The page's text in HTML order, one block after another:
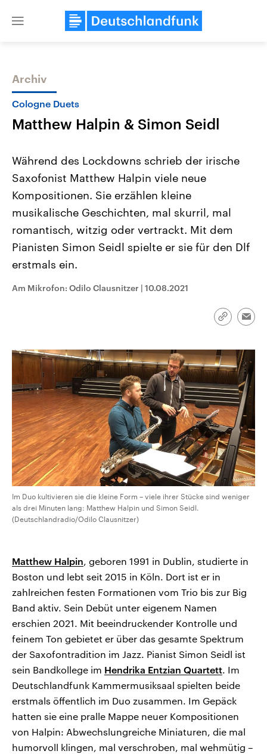
Close
Themen
Landtagswahl Sachsen-Anhalt
2026
Alle Informationen
Sachsen-Anhalt wählt am 6.
September 2026 einen neuen
Bundesland von einer Koalition aus
Umfragen, Prognosen,
Wahlprogramme, aktuelle Berichte
USA
Aktuelle Beiträge,
Hintergründe
Wirtschaftlich und
gehören die Vereinigten
Archiv
Cologne Duets
Matthew Halpin & Simon Seidl
Während des Lockdowns schrieb der irische
Saxofonist Matthew Halpin viele neue
Kompositionen. Sie erzählen kleine
musikalische Geschichten, mal skurril, mal
romantisch, witzig oder vertrackt. Mit dem
Pianisten Simon Seidl spielte er sie für den Dlf
erstmals ein.
Am Mikrofon: Odilo Clausnitzer | 10.08.2021
Link
Im Duo kultivieren sie die kleine Form – viele ihrer Stücke sind weniger
als drei Minuten lang: Matthew Halpin und Simon Seidl.
(Deutschlandradio/Odilo Clausnitzer)
Matthew Halpin, geboren 1991 in Dublin, studierte in
Boston und lebt seit 2015 in Köln. Dort ist er in
zahlreichen festen Formationen vom Trio bis zur Big
Band aktiv. Sein Debüt unter eigenem Namen
erschien 2021. Mit beeindruckender Kontrolle und
feinem Ton gebietet er über das gesamte Spektrum
der Saxofontradition im Jazz. Pianist Simon Seidl ist
sein Bandkollege im Hendrika Entzian Quartett. Im
Deutschlandfunk Kammermusiksaal spielten beide
erstmals öffentlich im Duo zusammen. Im Gepäck
hatten sie eine pralle Mappe neuer Kompositionen
von Halpin: Abwechslungreiche Miniaturen, die mal
humorvoll klingen, mal verschroben, mal wehmütig –